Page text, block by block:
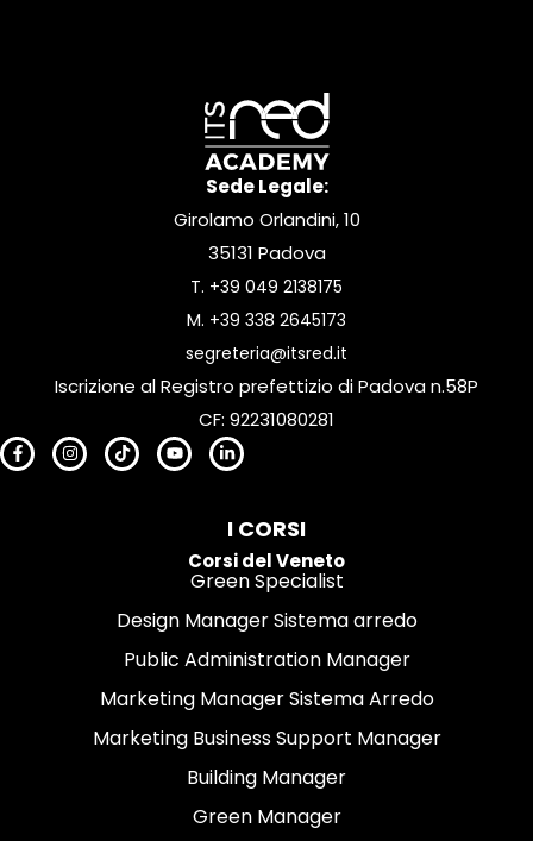
Sede Legale:
Girolamo Orlandini, 10
35131 Padova
T. +39 049 2138175
M. +39 338 2645173
segreteria@itsred.it
Iscrizione al Registro prefettizio di Padova n.58P
CF: 92231080281
I CORSI
Corsi del Veneto
Green Specialist
Design Manager Sistema arredo
Public Administration Manager
Marketing Manager Sistema Arredo
Marketing Business Support Manager
Building Manager
Green Manager